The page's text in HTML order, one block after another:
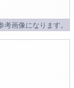
画像になります。